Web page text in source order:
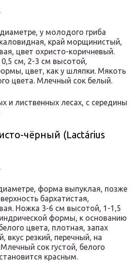
у молодого гриба
край морщинистый,
цвет охристо-коричневый.
см, 2-3 см высотой,
цвет, как у шляпки. Мякоть
цвета. Млечный сок белый.
и лиственных лесах, с середины
чёрный (Lactárius
форма выпуклая, позже
бархатистая,
Ножка 3-6 см высотой, 1-1,5
формы, к основанию
цвета, плотная, запах
вкус резкий, перечный, на
сок густой, белого
красным.